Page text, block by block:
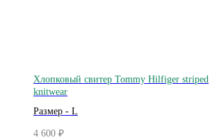
Хлопковый свитер Tommy Hilfiger striped
knitwear
Размер - L
4 600 ₽